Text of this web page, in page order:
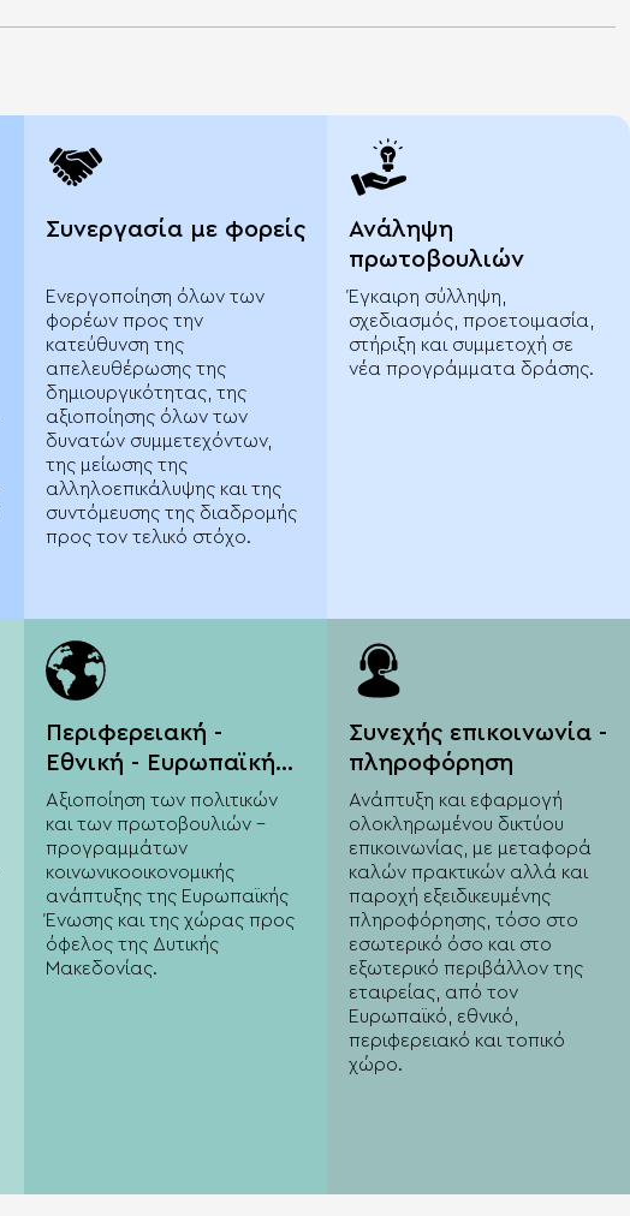
Συνεργασία με φορείς
Ενεργοποίηση όλων των
φορέων προς την
κατεύθυνση της
απελευθέρωσης της
δημιουργικότητας, της
αξιοποίησης όλων των
δυνατών συμμετεχόντων,
της μείωσης της
αλληλοεπικάλυψης και της
συντόμευσης της διαδρομής
προς τον τελικό στόχο.
Ανάληψη
πρωτοβουλιών
Έγκαιρη σύλληψη,
σχεδιασμός, προετοιμασία,
στήριξη και συμμετοχή σε
νέα προγράμματα δράσης.
Περιφερειακή -
Εθνική - Ευρωπαϊκή
διάσταση
Αξιοποίηση των πολιτικών
και των πρωτοβουλιών -
προγραμμάτων
κοινωνικοοικονομικής
ανάπτυξης της Ευρωπαϊκής
Ένωσης και της χώρας προς
όφελος της Δυτικής
Μακεδονίας.
Συνεχής επικοινωνία -
πληροφόρηση
Ανάπτυξη και εφαρμογή
ολοκληρωμένου δικτύου
επικοινωνίας, με μεταφορά
καλών πρακτικών αλλά και
παροχή εξειδικευμένης
πληροφόρησης, τόσο στο
εσωτερικό όσο και στο
εξωτερικό περιβάλλον της
εταιρείας, από τον
Ευρωπαϊκό, εθνικό,
περιφερειακό και τοπικό
χώρο.